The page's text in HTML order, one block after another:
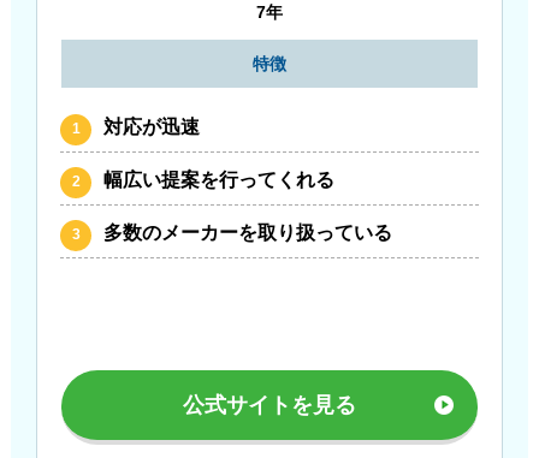
7年
特徴
対応が迅速
幅広い提案を行ってくれる
多数のメーカーを取り扱っている
公式サイトを見る